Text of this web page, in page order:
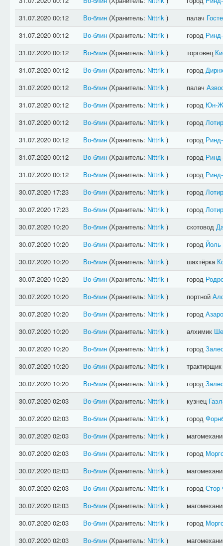
31.07.2020 00:12
Во-блин(Хранитель: Nittrik ) палач
31.07.2020 00:12
Во-блин(Хранитель: Nittrik ) город
31.07.2020 00:12
Во-блин(Хранитель: Nittrik ) торговец
31.07.2020 00:12
Во-блин(Хранитель: Nittrik ) город
31.07.2020 00:12
Во-блин(Хранитель: Nittrik ) палач
31.07.2020 00:12
Во-блин(Хранитель: Nittrik ) город Юн-
31.07.2020 00:12
Во-блин(Хранитель: Nittrik ) город
31.07.2020 00:12
Во-блин(Хранитель: Nittrik ) город
31.07.2020 00:12
Во-блин(Хранитель: Nittrik ) город
31.07.2020 00:12
Во-блин(Хранитель: Nittrik ) город
30.07.2020 17:23
Во-блин(Хранитель: Nittrik ) город
30.07.2020 17:23
Во-блин(Хранитель: Nittrik ) город
30.07.2020 10:20
Во-блин(Хранитель: Nittrik ) скотовод
30.07.2020 10:20
Во-блин(Хранитель: Nittrik ) город Йоль
30.07.2020 10:20
Во-блин(Хранитель: Nittrik ) шахтёрка
30.07.2020 10:20
Во-блин(Хранитель: Nittrik ) город
30.07.2020 10:20
Во-блин(Хранитель: Nittrik ) портной
30.07.2020 10:20
Во-блин(Хранитель: Nittrik ) город
30.07.2020 10:20
Во-блин(Хранитель: Nittrik ) алхимик
30.07.2020 10:20
Во-блин(Хранитель: Nittrik ) город
30.07.2020 10:20
Во-блин(Хранитель: Nittrik )
трактирщик
30.07.2020 10:20
Во-блин(Хранитель: Nittrik ) город
30.07.2020 02:03
Во-блин(Хранитель: Nittrik ) кузнец
30.07.2020 02:03
Во-блин(Хранитель: Nittrik ) город
30.07.2020 02:03
Во-блин(Хранитель: Nittrik )
30.07.2020 02:03
Во-блин(Хранитель: Nittrik ) город
30.07.2020 02:03
Во-блин(Хранитель: Nittrik )
30.07.2020 02:03
Во-блин(Хранитель: Nittrik ) город
30.07.2020 02:03
Во-блин(Хранитель: Nittrik )
30.07.2020 02:03
Во-блин(Хранитель: Nittrik ) город
30.07.2020 02:03
Во-блин(Хранитель: Nittrik )